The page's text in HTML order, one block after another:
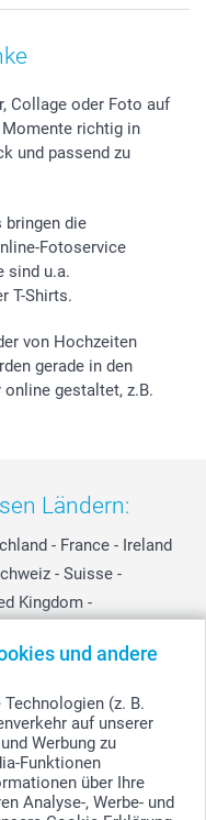
und andere
(z. B.
auf unserer
Werbung zu
Funktionen
über Ihre
Analyse-, Werbe- und
Collage oder Foto auf
richtig in
und passend zu
bringen die
Fotoservice
sind u.a.
T-Shirts.
von Hochzeiten
gerade in den
gestaltet, z.B.
Ländern:
- France - Ireland
- Suisse -
Kingdom -
vorbehalten.
und zzgl. Versandkosten.